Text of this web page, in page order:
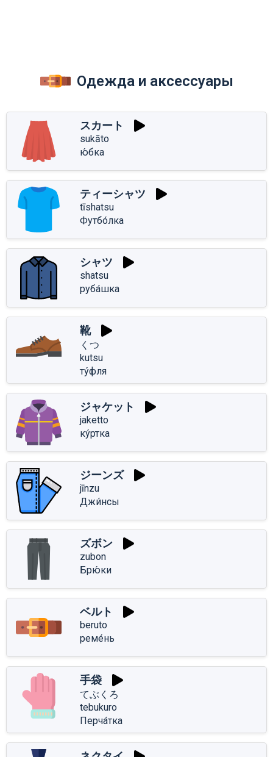
Одежда и аксессуары
スカート
sukāto
ю́бка
ティーシャツ
tīshatsu
Футбо́лка
シャツ
shatsu
руба́шка
靴
くつ
kutsu
ту́фля
ジャケット
jaketto
ку́ртка
ジーンズ
jīnzu
Джи́нсы
ズボン
zubon
Брю́ки
ベルト
beruto
реме́нь
手袋
てぶくろ
tebukuro
Перча́тка